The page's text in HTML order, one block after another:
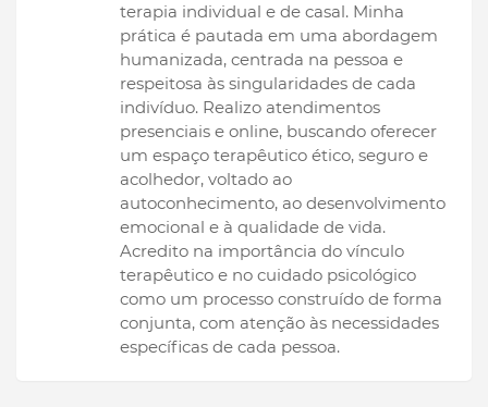
terapia individual e de casal. Minha
prática é pautada em uma abordagem
humanizada, centrada na pessoa e
respeitosa às singularidades de cada
indivíduo. Realizo atendimentos
presenciais e online, buscando oferecer
um espaço terapêutico ético, seguro e
acolhedor, voltado ao
autoconhecimento, ao desenvolvimento
emocional e à qualidade de vida.
Acredito na importância do vínculo
terapêutico e no cuidado psicológico
como um processo construído de forma
conjunta, com atenção às necessidades
específicas de cada pessoa.